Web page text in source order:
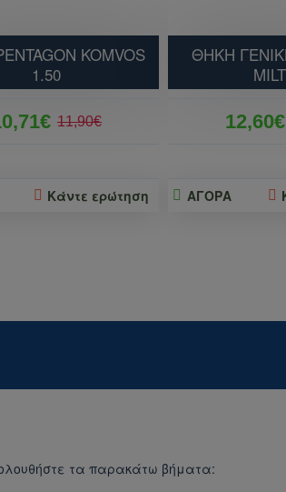
KOMVOS
1.50
11,90€
Κάντε ερώτηση
ΘΗΚΗ
12,60€
ΑΓΟΡΑ
τα παρακάτω βήματα: